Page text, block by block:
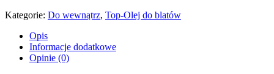
Kategorie: Do wewnątrz, Top-Olej do blatów
Opis
Informacje dodatkowe
Opinie (0)